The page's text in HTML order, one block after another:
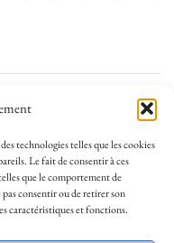
technologies telles que les cookies
Le fait de consentir à ces
que le comportement de
consentir ou de retirer son
caractéristiques et fonctions.
Merci